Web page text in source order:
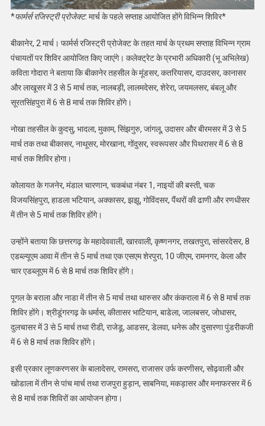
*फार्मर्स रजिस्ट्री प्रोजेक्ट: मार्च के पहले सप्ताह आयोजित होंगे विभिन्न शिविर*
बीकानेर, 2 मार्च। फार्मर्स रजिस्ट्री प्रोजेक्ट के तहत मार्च के प्रथम सप्ताह विभिन्न ग्राम
पंचायतों पर शिविर आयोजित किए जाएंगे। कलेक्ट्रेट के प्रभारी अधिकारी (भू अभिलेख)
कविता गोदारा ने बताया कि बीकानेर तहसील के मूंडसर, कतरियासर, दाउदसर, कानासर
और लाखूसर में 3 से 5 मार्च तक, नालबड़ी, लालमदेसर, शेरेरा, जयमलसर, बंबलू और
सूरतसिंहपुरा में 6 से 8 मार्च तक शिविर होंगे।
नोखा तहसील के कुदसु, भादला, मुकाम, सिंझगुरु, जांगलू, उदासर और बीरमसर में 3 से 5
मार्च तक तथा बीकासर, नाथूसर, मोरखाना, गोंदुसर, स्वरूपसर और पिथरासर में 6 से 8
मार्च तक शिविर होगा।
कोलायत के गजनेर, मंडाल चारणान, चकबंधा नंबर 1, नाइयों की बस्ती, चक
विजयसिंहपुरा, हाडला भटियान, अक्कासर, झझू, गोविंदसर, पैंथरों की ढाणी और रणधीसर
में तीन से 5 मार्च तक शिविर होंगे।
उन्होंने बताया कि छत्तरगढ़ के महादेववाली, खारवाली, कृष्णनगर, तखतपुरा, सांसरदेसर, 8
एडब्ल्यूएम आवा में तीन से 5 मार्च तथा एक एसएम शेरपुरा, 10 जीएम, रामनगर, केला और
चार एडब्लूएम में 6 से 8 मार्च तक शिविर होंगे।
पूगल के बराला और नाडा में तीन से 5 मार्च तथा थारुसर और कंकराला में 6 से 8 मार्च तक
शिविर होंगे। श्रीडूंगरगढ़ के धर्मास, कीतासर भाटियान, बाडेला, जालबसर, जोधासर,
दुलचासर में 3 से 5 मार्च तथा रीडी, राजेडू, आडसर, डेलवा, धनेरू और दुसारणा पुंडरीकजी
में 6 से 8 मार्च तक शिविर होंगे।
इसी प्रकार लूणकरणसर के बालादेसर, रामसरा, राजासर उर्फ करणीसर, सोढ़वाली और
खोडाला में तीन से पांच मार्च तथा राजपुरा हुड़ान, साबनिया, मकड़ासर और मनाफरसर में 6
से 8 मार्च तक शिविरों का आयोजन होगा।